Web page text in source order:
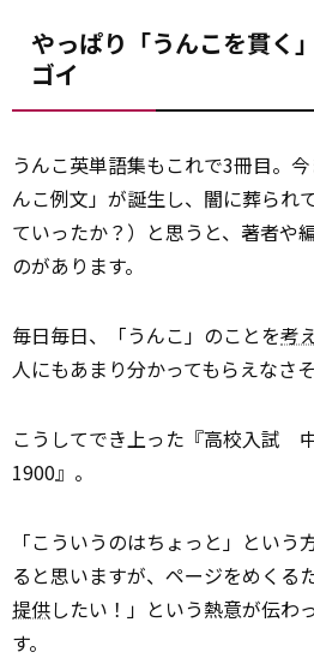
やっぱり「うんこを貫く
ゴイ
うんこ英単語集もこれで3冊目。
んこ例文」が誕生し、闇に葬られ
ていったか？）と思うと、著者や
のがあります。
毎日毎日、「うんこ」のことを考
人にもあまり分かってもらえなさ
こうしてでき上った『高校入試
1900』。
「こういうのはちょっと」という
ると思いますが、ページをめくる
提供したい！」という熱意が伝わ
す。